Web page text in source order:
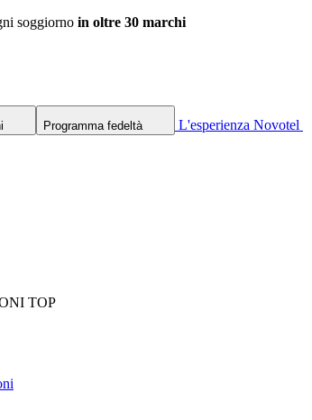
soggiorno in oltre 30 marchi
Programma fedeltà L'esperienza Novotel
TOP